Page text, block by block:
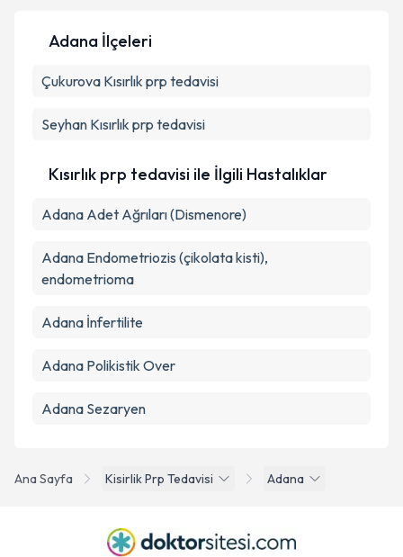
Kişisel verilerimin işlenmesine ilişkin
kapsamda işlenmesini kabul ediyorum.
Takvim Talebini Gönder
Ana Sayfa Kisirlik Prp Tedavisi Adana
Adana İlçeleri
Çukurova Kısırlık prp tedavisi
Seyhan Kısırlık prp tedavisi
Kısırlık prp tedavisi ile İlgili Hastalıklar
Adana Adet Ağrıları (Dismenore)
Adana Endometriozis (çikolata kisti),
endometrioma
Adana İnfertilite
Adana Polikistik Over
Adana Sezaryen